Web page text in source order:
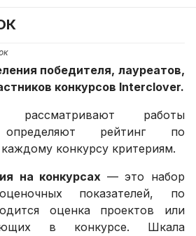
победителя, лауреатов,
конкурсов Interclover.
работы
определяют рейтинг по
конкурсу критериям.
на конкурсах— это набор
показателей, по
оценка проектов или
в конкурсе. Шкала